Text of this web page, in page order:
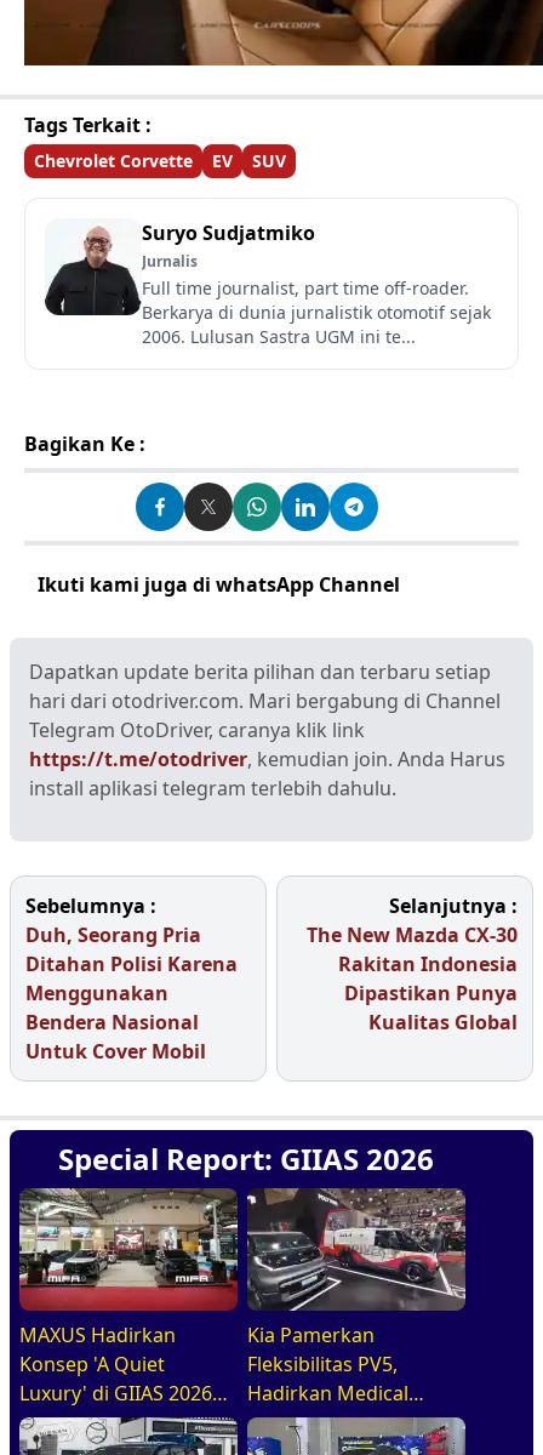
Tags Terkait :
Chevrolet Corvette EV SUV
Suryo Sudjatmiko
Jurnalis
Full time journalist, part time off-roader.
Berkarya di dunia jurnalistik otomotif sejak
2006. Lulusan Sastra UGM ini te...
Bagikan Ke :
Ikuti kami juga di whatsApp Channel
Dapatkan update berita pilihan dan terbaru setiap
hari dari otodriver.com. Mari bergabung di Channel
Telegram OtoDriver, caranya klik link
https://t.me/otodriver, kemudian join. Anda Harus
install aplikasi telegram terlebih dahulu.
Sebelumnya :
Duh, Seorang Pria
Ditahan Polisi Karena
Menggunakan
Bendera Nasional
Untuk Cover Mobil
Selanjutnya :
The New Mazda CX-30
Rakitan Indonesia
Dipastikan Punya
Kualitas Global
Special Report: GIIAS 2026
MAXUS Hadirkan
Konsep 'A Quiet
Luxury' di GIIAS 2026
melalui Jajaran
Kia Pamerkan
Fleksibilitas PV5,
Hadirkan Medical
Purpose Vehicle di